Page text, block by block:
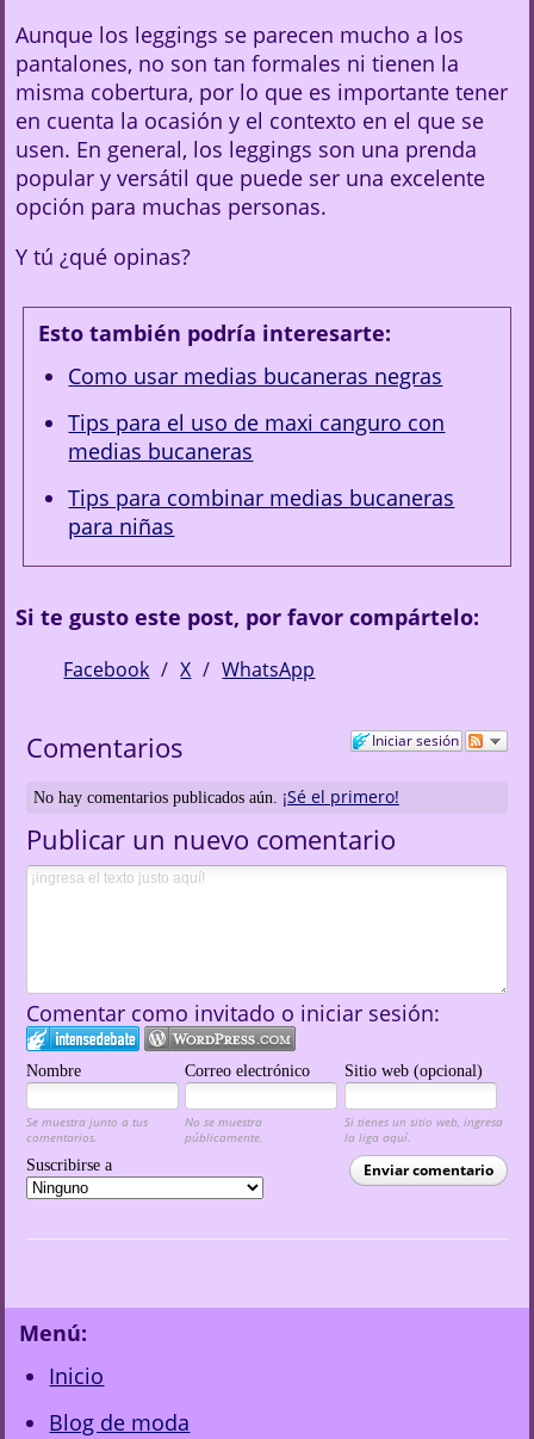
Aunque los leggings se parecen mucho a los
pantalones, no son tan formales ni tienen la
misma cobertura, por lo que es importante tener
en cuenta la ocasión y el contexto en el que se
usen. En general, los leggings son una prenda
popular y versátil que puede ser una excelente
opción para muchas personas.
Y tú ¿qué opinas?
Esto también podría interesarte:
Como usar medias bucaneras negras
Tips para el uso de maxi canguro con
medias bucaneras
Tips para combinar medias bucaneras
para niñas
Si te gusto este post, por favor compártelo:
Facebook X WhatsApp
Iniciar sesión
Comentarios
No hay comentarios publicados aún. ¡Sé el primero!
Publicar un nuevo comentario
Comentar como invitado o iniciar sesión:
Nombre Correo electrónico Sitio web (opcional)
Se muestra junto a tus
comentarios.
No se muestra
públicamente.
Si tienes un sitio web, ingresa
la liga aquí.
Enviar comentario
Suscribirse a
Menú:
Inicio
Blog de moda